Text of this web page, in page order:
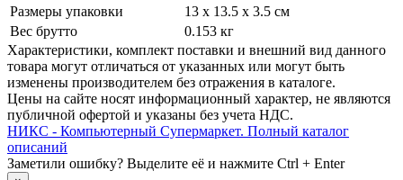
Размеры упаковки
13 x 13.5 x 3.5 см
Вес брутто
0.153 кг
Xарактеристики, комплект поставки и внешний вид данного
товара могут отличаться от указанных или могут быть
изменены производителем без отражения в каталоге.
Цены на сайте носят информационный характер, не являются
публичной офертой и указаны без учета НДС.
НИКС - Компьютерный Cупермаркет. Полный каталог
описаний
Заметили ошибку? Выделите её и нажмите Ctrl + Enter